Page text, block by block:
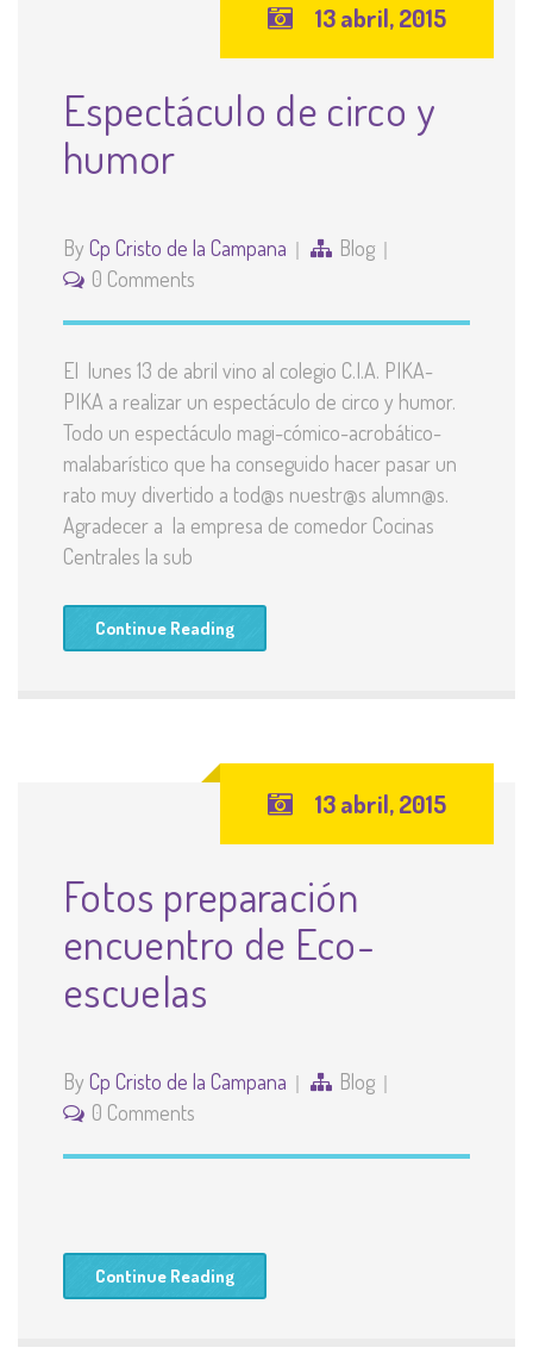
13 abril, 2015
Espectáculo de circo y
humor
By Cp Cristo de la Campana
Blog
0 Comments
El lunes 13 de abril vino al colegio C.I.A. PIKA-
PIKA a realizar un espectáculo de circo y humor.
Todo un espectáculo magi-cómico-acrobático-
malabarístico que ha conseguido hacer pasar un
rato muy divertido a tod@s nuestr@s alumn@s.
Agradecer a la empresa de comedor Cocinas
Centrales la sub
Continue Reading
13 abril, 2015
Fotos preparación
encuentro de Eco-
escuelas
By Cp Cristo de la Campana
Blog
0 Comments
Continue Reading